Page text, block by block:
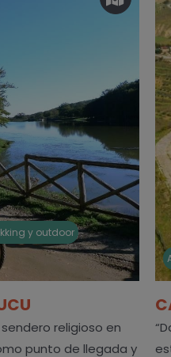
y outdoor
religioso en
punto de llegada y